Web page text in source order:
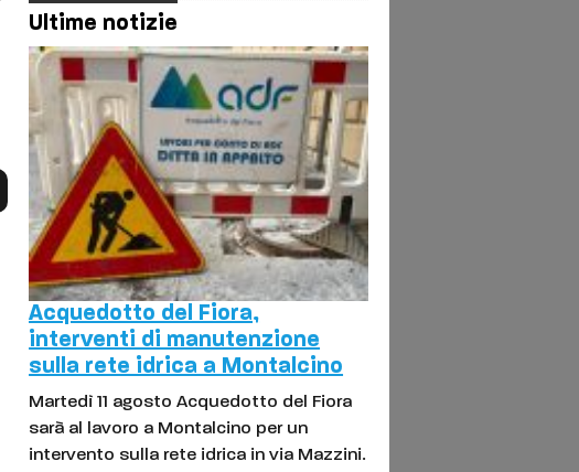
Ultime notizie
Acquedotto del Fiora,
interventi di manutenzione
sulla rete idrica a Montalcino
Martedì 11 agosto Acquedotto del Fiora
sarà al lavoro a Montalcino per un
intervento sulla rete idrica in via Mazzini.